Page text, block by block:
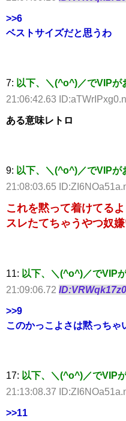
>>6
ベストサイズだと思うわ
7: 以下、＼(^o^)／でVIPが
21:06:42.63
ある意味レトロ
9: 以下、＼(^o^)／でVIPが
21:08:03.65
これを黙って着けてる
スレたてちゃうやつ奴
11: 以下、＼(^o^)／でVIP
21:09:06.72
>>9
このかっこよさは黙っちゃ
17: 以下、＼(^o^)／でVIP
21:13:08.37
>>11